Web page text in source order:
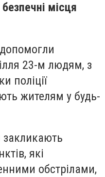
місця
23-м людям, з
поліції
жителям у будь-
закликають
які
обстрілами,